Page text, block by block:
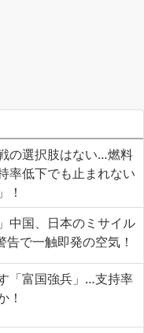
の選択肢はない…燃料
率低下でも止まれない
！
中国、日本のミサイル
で一触即発の空気！
「富国強兵」…支持率
！